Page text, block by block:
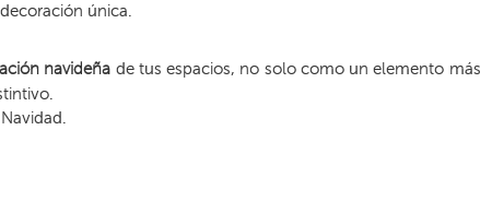
única.
navideña de tus espacios, no solo como un elemento